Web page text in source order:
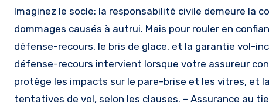
Imaginez le socle: la responsabilité civile demeure la
dommages causés à autrui. Mais pour rouler en
défense-recours, le bris de glace, et la garantie vol-
défense-recours intervient lorsque votre assureur
protège les impacts sur le pare-brise et les vitres, et
tentatives de vol, selon les clauses. – Assurance au